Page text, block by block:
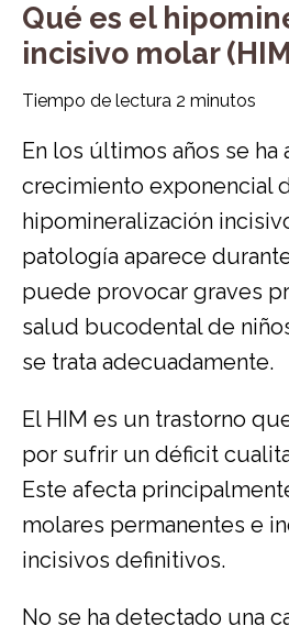
Qué es el
incisivo molar
Tiempo de lectura 2 minutos
En los últimos años se ha
crecimiento exponencial
hipomineralización
patología aparece
puede provocar graves
salud bucodental de
se trata adecuadamente.
El HIM es un trastorno
por sufrir un déficit
Este afecta
molares permanentes e
incisivos definitivos.
No se ha detectado una